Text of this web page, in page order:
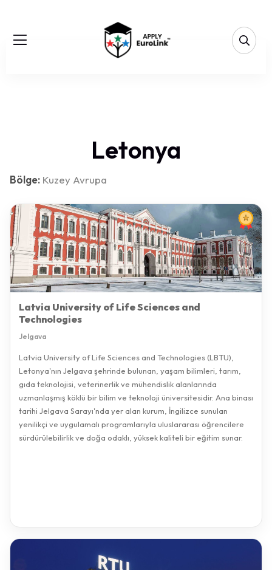
Letonya
Bölge: Kuzey Avrupa
Latvia University of Life Sciences and
Technologies
Jelgava
Latvia University of Life Sciences and Technologies (LBTU),
Letonya'nın Jelgava şehrinde bulunan, yaşam bilimleri, tarım,
gıda teknolojisi, veterinerlik ve mühendislik alanlarında
uzmanlaşmış köklü bir bilim ve teknoloji üniversitesidir. Ana binası
tarihi Jelgava Sarayı'nda yer alan kurum, İngilizce sunulan
yenilikçi ve uygulamalı programlarıyla uluslararası öğrencilere
sürdürülebilirlik ve doğa odaklı, yüksek kaliteli bir eğitim sunar.